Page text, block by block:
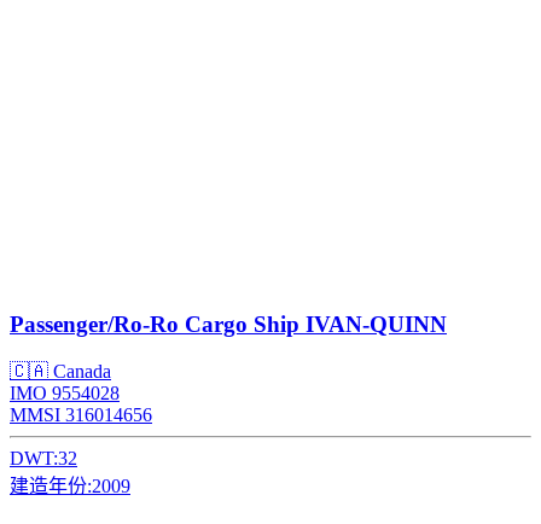
Passenger/Ro-Ro Cargo Ship IVAN-QUINN
🇨🇦 Canada
IMO 9554028
MMSI 316014656
DWT:32
建造年份:2009